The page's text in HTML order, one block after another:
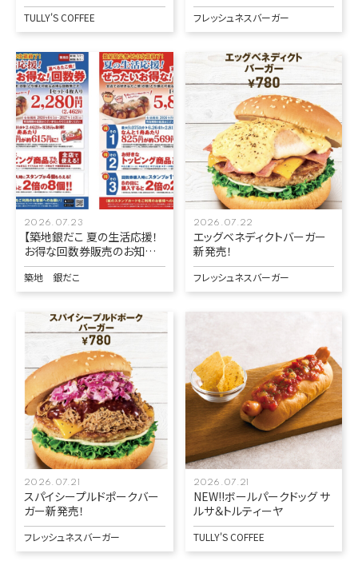
TULLY'S COFFEE フレッシュネスバーガー
2026.07.23
【築地銀だこ 夏の生活応援！
お得な回数券販売のお知ら
せ】
築地 銀だこ
2026.07.22
エッグベネディクトバーガー
新発売！
フレッシュネスバーガー
2026.07.21
スパイシープルドポークバー
ガー新発売！
フレッシュネスバーガー
2026.07.21
NEW!!ボールパークドッグ サ
ルサ＆トルティーヤ
TULLY'S COFFEE